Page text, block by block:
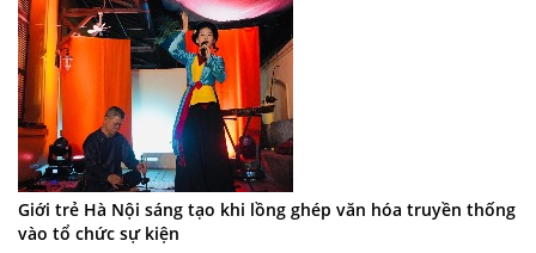
Giới trẻ Hà Nội sáng tạo khi lồng ghép văn hóa truyền thống
vào tổ chức sự kiện